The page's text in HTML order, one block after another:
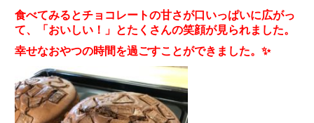
食べてみるとチョコレートの甘さが口いっぱいに広がっ
て、「おいしい！」とたくさんの笑顔が見られました。
幸せなおやつの時間を過ごすことができました。✨